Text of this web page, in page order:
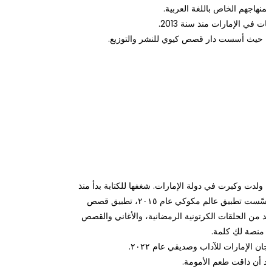
الإمارات منذ سنة 2013.
ولدت وكبرت في دولة الإمارات. شغفها للكتابة بدأ منذ
الصغر. بعد سنوات في عالم الإعلانات، أسّست تطبيق عالم مكوكي عام ٢٠١٥، تطبيق قصص
من الحلقات الكرتونية الرمضانية، والأغاني والقصص
منصة لكِ كلمة.
للآداب وصديقي عام ٢٠٢٢.
أن ذاقت طعم الأمومة.